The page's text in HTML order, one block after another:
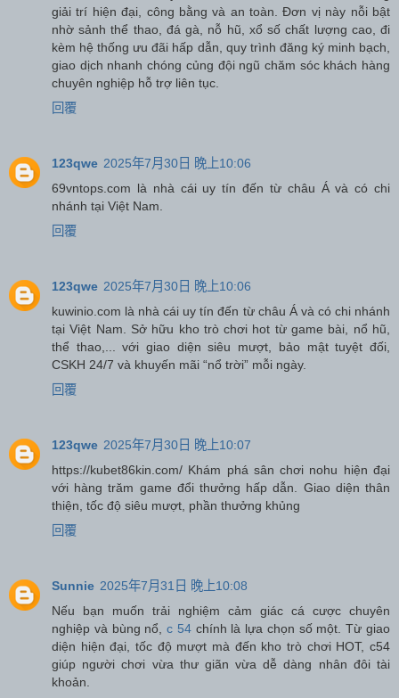
giải trí hiện đại, công bằng và an toàn. Đơn vị này nỗi bật
nhờ sảnh thể thao, đá gà, nỗ hũ, xổ số chất lượng cao, đi
kèm hệ thống ưu đãi hấp dẫn, quy trình đăng ký minh bạch,
giao dịch nhanh chóng củng đội ngũ chăm sóc khách hàng
chuyên nghiệp hỗ trợ liên tục.
回覆
123qwe 2025年7月30日 晚上10:06
69vntops.com là nhà cái uy tín đến từ châu Á và có chi
nhánh tại Việt Nam.
回覆
123qwe 2025年7月30日 晚上10:06
kuwinio.com là nhà cái uy tín đến từ châu Á và có chi nhánh
tại Việt Nam. Sở hữu kho trò chơi hot từ game bài, nổ hũ,
thể thao,... với giao diện siêu mượt, bảo mật tuyệt đối,
CSKH 24/7 và khuyến mãi “nổ trời” mỗi ngày.
回覆
123qwe 2025年7月30日 晚上10:07
https://kubet86kin.com/ Khám phá sân chơi nohu hiện đại
với hàng trăm game đổi thưởng hấp dẫn. Giao diện thân
thiện, tốc độ siêu mượt, phần thưởng khủng
回覆
Sunnie 2025年7月31日 晚上10:08
Nếu bạn muốn trải nghiệm cảm giác cá cược chuyên
nghiệp và bùng nổ,c 54chính là lựa chọn số một. Từ giao
diện hiện đại, tốc độ mượt mà đến kho trò chơi HOT, c54
giúp người chơi vừa thư giãn vừa dễ dàng nhân đôi tài
khoản.